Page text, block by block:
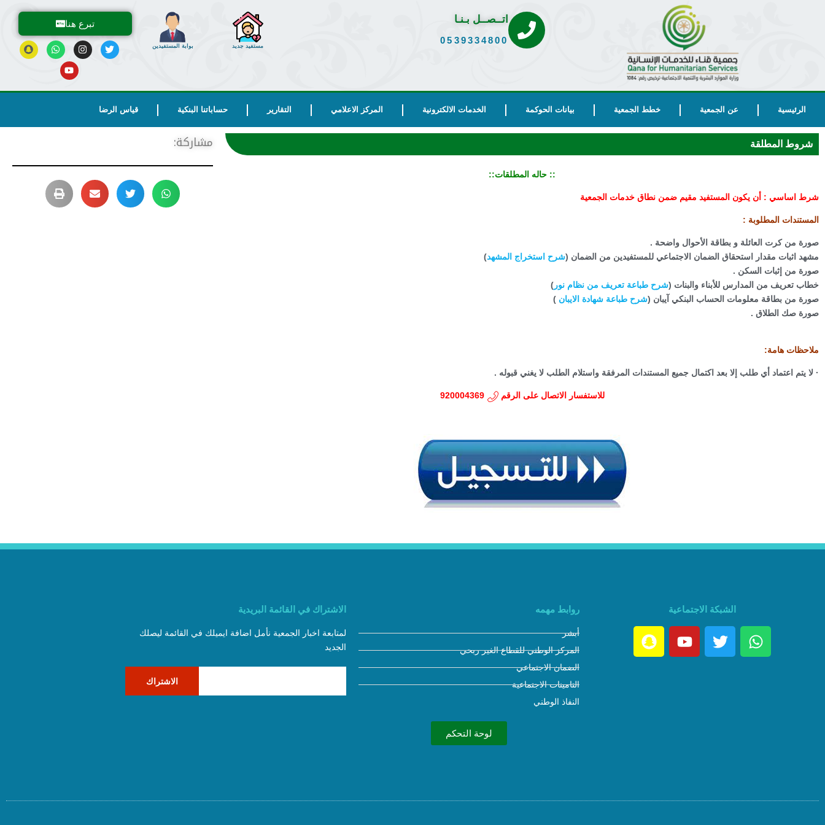
اتــصــل بـنـا
0539334800
مستفيد جديد بوابة المستفيدين
تبرع هنا
الرئيسية عن الجمعية خطط الجمعية بيانات الحوكمة الخدمات الالكترونية المركز الاعلامي التقارير حساباتنا البنكية قياس الرضا
شروط المطلقة
:: حاله المطلقات::
شرط اساسي : أن يكون المستفيد مقيم ضمن نطاق خدمات الجمعية
المستندات المطلوبة :
صورة من كرت العائلة و بطاقة الأحوال واضحة .
مشهد اثبات مقدار استحقاق الضمان الاجتماعي للمستفيدين من الضمان (شرح استخراج المشهد)
صورة من إثبات السكن .
خطاب تعريف من المدارس للأبناء والبنات (شرح طباعة تعريف من نظام نور )
صورة من بطاقة معلومات الحساب البنكي آيبان (شرح طباعة شهادة الايبان )
صورة صك الطلاق .
ملاحظات هامة:
· لا يتم اعتماد أي طلب إلا بعد اكتمال جميع المستندات المرفقة واستلام الطلب لا يغني قبوله .
للاستفسار الاتصال على الرقم 920004369
مشاركة:
الشبكة الاجتماعية روابط مهمه
أبشر
المركز الوطني للقطاع الغير ربحي
الضمان الاجتماعي
التامينات الاجتماعية
النفاذ الوطني
لوحة التحكم
الاشتراك في القائمة البريدية
لمتابعة اخبار الجمعية نأمل اضافة ايميلك في القائمة ليصلك
الجديد
الاشتراك